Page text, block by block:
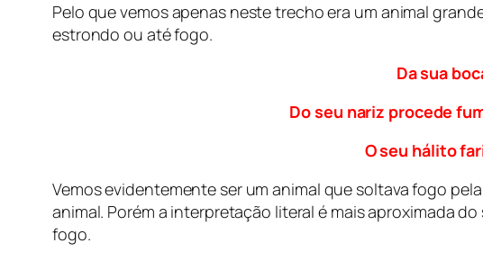
Pelo que vemos apenas neste trecho era um animal
estrondo ou até fogo.
Da sua
Do seu nariz procede
O seu hálito
Vemos evidentemente ser um animal que soltava fogo
animal. Porém a interpretação literal é mais aproximada
fogo.